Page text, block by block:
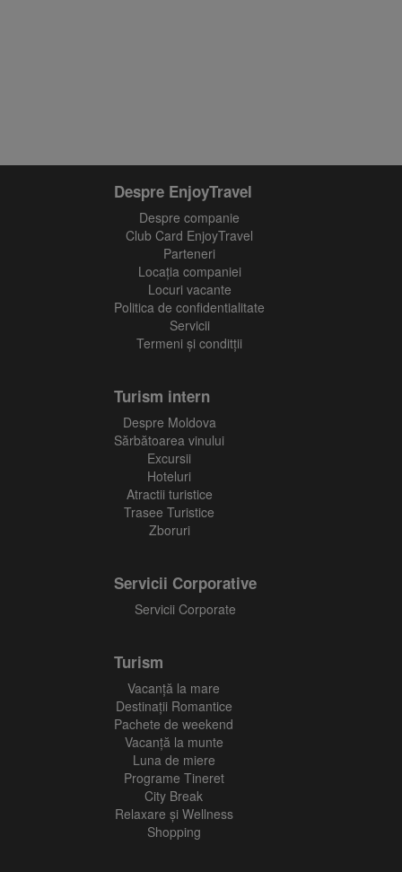
Despre EnjoyTravel
Despre companie
Club Card EnjoyTravel
Parteneri
Locaţia companiei
Locuri vacante
Politica de confidentialitate
Servicii
Termeni și conditții
Turism intern
Despre Moldova
Sărbătoarea vinului
Excursii
Hoteluri
Atractii turistice
Trasee Turistice
Zboruri
Servicii Corporative
Servicii Corporate
Turism
Vacanţă la mare
Destinații Romantice
Pachete de weekend
Vacanță la munte
Luna de miere
Programe Tineret
City Break
Relaxare și Wellness
Shopping